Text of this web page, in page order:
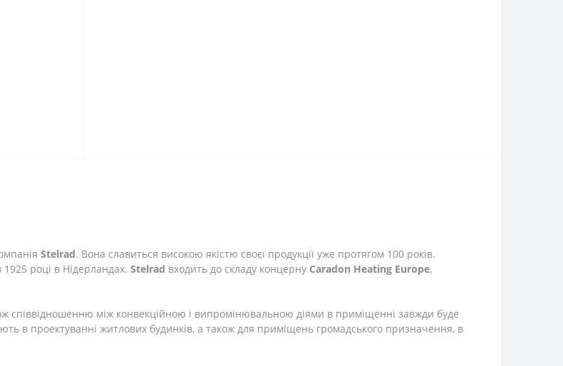
Stelrad. Вона славиться високою якістю своєї продукції уже протягом 100 років.
році в Нідерландах. Stelrad входить до складу концерну Caradon Heating Europe,
співвідношенню між конвекційною і випромінювальною діями в приміщенні завжди буде
в проектуванні житлових будинків, а також для приміщень громадського призначення, в